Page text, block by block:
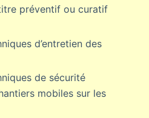
titre préventif ou curatif
d’entretien des
de sécurité
mobiles sur les